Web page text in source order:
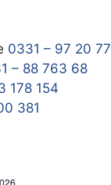
0331 – 97 20 77
– 88 763 68
178 154
381